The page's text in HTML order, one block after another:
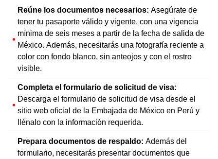
Reúne los documentos necesarios: Asegúrate de
tener tu pasaporte válido y vigente, con una vigencia
mínima de seis meses a partir de la fecha de salida de
México. Además, necesitarás una fotografía reciente a
color con fondo blanco, sin anteojos y con el rostro
visible.
Completa el formulario de solicitud de visa:
Descarga el formulario de solicitud de visa desde el
sitio web oficial de la Embajada de México en Perú y
llénalo con la información requerida.
Prepara documentos de respaldo: Además del
formulario, necesitarás presentar documentos que